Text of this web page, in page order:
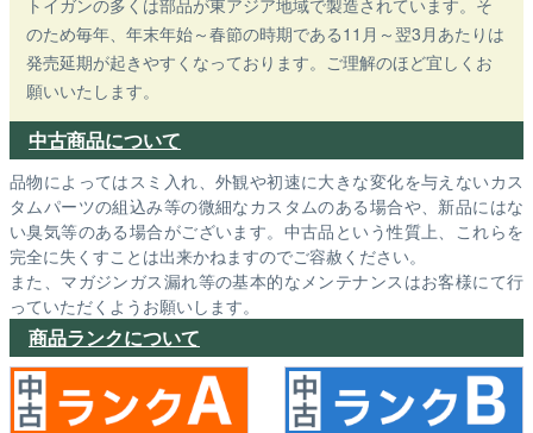
のため毎年、年末年始～春節の時期である11月～翌3月あたりは
発売延期が起きやすくなっております。ご理解のほど宜しくお
願いいたします。
中古商品について
品物によってはスミ入れ、外観や初速に大きな変化を与えないカス
タムパーツの組込み等の微細なカスタムのある場合や、新品にはな
い臭気等のある場合がございます。中古品という性質上、これらを
完全に失くすことは出来かねますのでご容赦ください。
また、マガジンガス漏れ等の基本的なメンテナンスはお客様にて行
っていただくようお願いします。
商品ランクについて